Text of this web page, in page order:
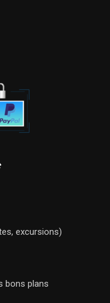
excursions)
bons plans